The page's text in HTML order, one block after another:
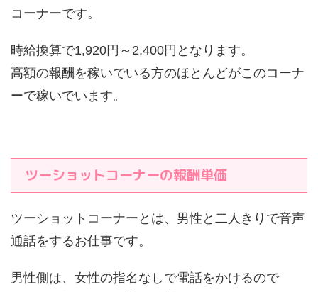
コーナーです。
時給換算で1,920円～2,400円となります。
高額の報酬を稼いでいる方のほとんどがこのコーナ
ーで稼いでいます。
ツーショットコーナーの報酬単価
ツーショットコーナーとは、男性と二人きりで音声
通話をするお仕事です。
男性側は、女性の指名なしで電話をかけるので